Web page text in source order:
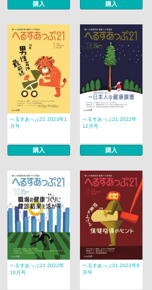
購入 購入
へるすあっぷ21 2023年1
月号
購入
へるすあっぷ21 2022年
12月号
購入
へるすあっぷ21 2022年
10月号
へるすあっぷ21 2022年9
月号